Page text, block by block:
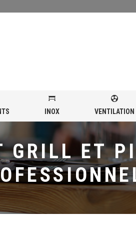
INOX VENTILATION
GRILL ET